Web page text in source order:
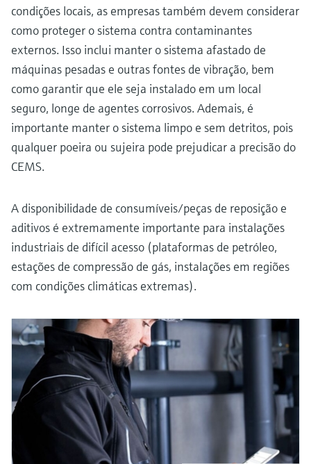
condições locais, as empresas também devem considerar
como proteger o sistema contra contaminantes
externos. Isso inclui manter o sistema afastado de
máquinas pesadas e outras fontes de vibração, bem
como garantir que ele seja instalado em um local
seguro, longe de agentes corrosivos. Ademais, é
importante manter o sistema limpo e sem detritos, pois
qualquer poeira ou sujeira pode prejudicar a precisão do
CEMS.
A disponibilidade de consumíveis/peças de reposição e
aditivos é extremamente importante para instalações
industriais de difícil acesso (plataformas de petróleo,
estações de compressão de gás, instalações em regiões
com condições climáticas extremas).